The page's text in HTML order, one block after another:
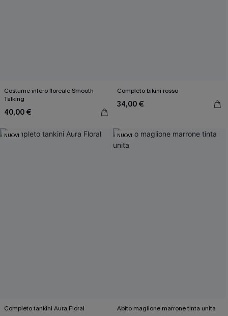
Costume intero floreale Smooth
Talking
40,00 €
Completo bikini rosso
34,00 €
NUOVI
Completo tankini Aura Floral
NUOVI
Abito maglione marrone tinta unita